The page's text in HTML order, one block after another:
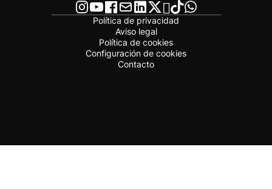
Política de privacidad
Aviso legal
Política de cookies
Configuración de cookies
Contacto